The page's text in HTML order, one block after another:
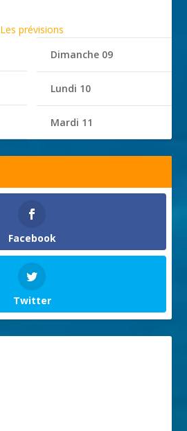
Les prévisions
Dimanche 09
Lundi 10
Mardi 11
Facebook
Twitter